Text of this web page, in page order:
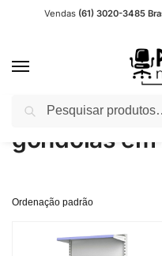
Vendas (61) 3020-3485
Início Produtos marcados com a
gondolas